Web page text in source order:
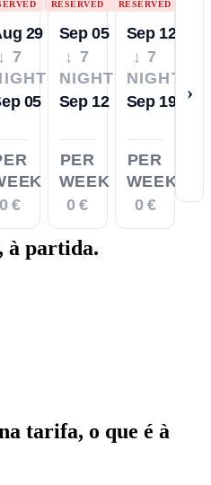
29
↓ 7
05
0 €
RESERVED
Sep 05
↓ 7
NIGHTS
Sep 12
PER
WEEK
0 €
RESERVED
Sep 12
↓ 7
NIGHTS
Sep 19
PER
WEEK
0 €
›
à partida.
tarifa, o que é à